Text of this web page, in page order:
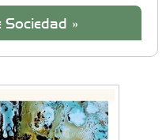
Sociedad »